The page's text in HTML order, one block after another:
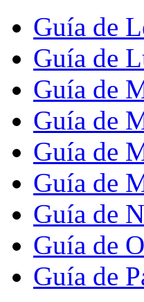
Guía de
Guía de
Guía de
Guía de
Guía de
Guía de
Guía de
Guía de
Guía de